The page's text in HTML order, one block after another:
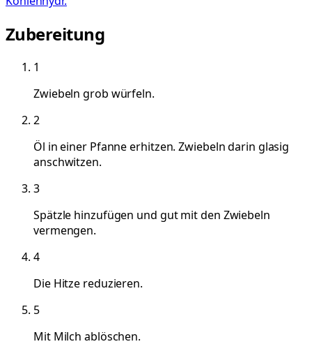
Zubereitung
1
Zwiebeln grob würfeln.
2
Öl in einer Pfanne erhitzen. Zwiebeln darin glasig
anschwitzen.
3
Spätzle hinzufügen und gut mit den Zwiebeln
vermengen.
4
Die Hitze reduzieren.
5
Mit Milch ablöschen.